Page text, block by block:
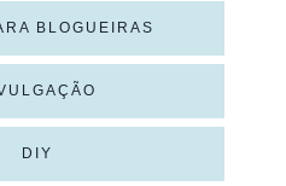
BLOGUEIRAS
DIY